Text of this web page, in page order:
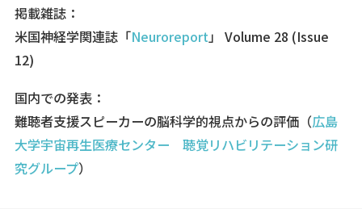
掲載雑誌：
米国神経学関連誌「Neuroreport 」 Volume 28 (Issue
12)
国内での発表：
難聴者支援スピーカーの脳科学的視点からの評価（広島
大学宇宙再生医療センター 聴覚リハビリテーション研
究グループ）